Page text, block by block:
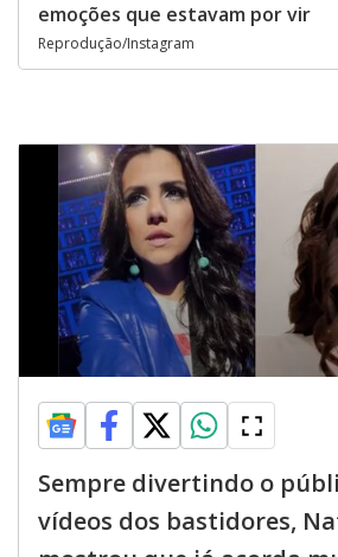
emoções que estavam por vir
Reprodução/Instagram
Sempre divertindo o
vídeos dos bastidores,